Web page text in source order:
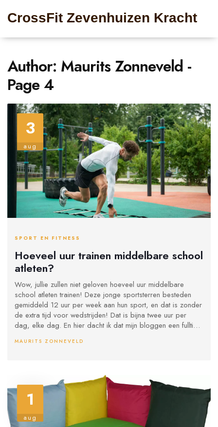
CrossFit Zevenhuizen Kracht
Author: Maurits Zonneveld -
Page 4
3
aug
SPORT EN FITNESS
Hoeveel uur trainen middelbare school
atleten?
Wow, jullie zullen niet geloven hoeveel uur middelbare
school atleten trainen! Deze jonge sportsterren besteden
gemiddeld 12 uur per week aan hun sport, en dat is zonder
de extra tijd voor wedstrijden! Dat is bijna twee uur per
dag, elke dag. En hier dacht ik dat mijn bloggen een fulltime
vastberadener dan een mier die een kraker draagt!
MAURITS ZONNEVELD
1
aug